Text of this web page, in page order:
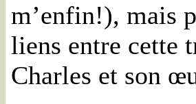
m’enfin!), mais
liens entre cette
Charles et son